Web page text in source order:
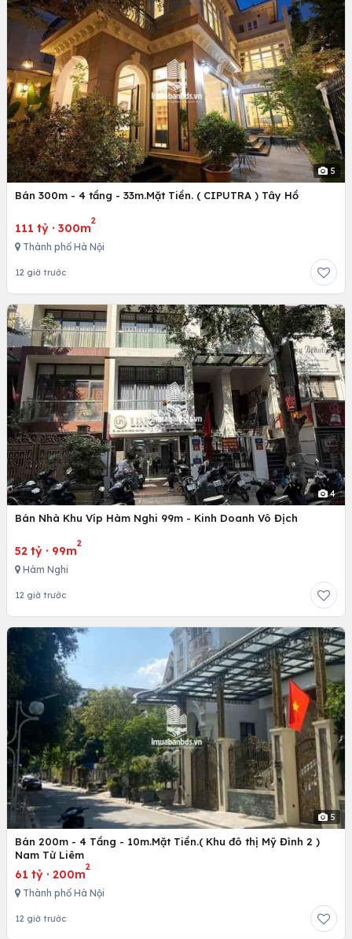
5
Bán 300m - 4 tầng - 33m.Mặt Tiền. ( CIPUTRA ) Tây Hồ
111 tỷ · 300m
2
Thành phố Hà Nội
12 giờ trước
4
Bán Nhà Khu Víp Hàm Nghi 99m - Kinh Doanh Vô Địch
52 tỷ · 99m
2
Hàm Nghi
12 giờ trước
5
Bán 200m - 4 Tầng - 10m.Mặt Tiền.( Khu đô thị Mỹ Đình 2 )
Nam Từ Liêm
61 tỷ · 200m
2
Thành phố Hà Nội
12 giờ trước